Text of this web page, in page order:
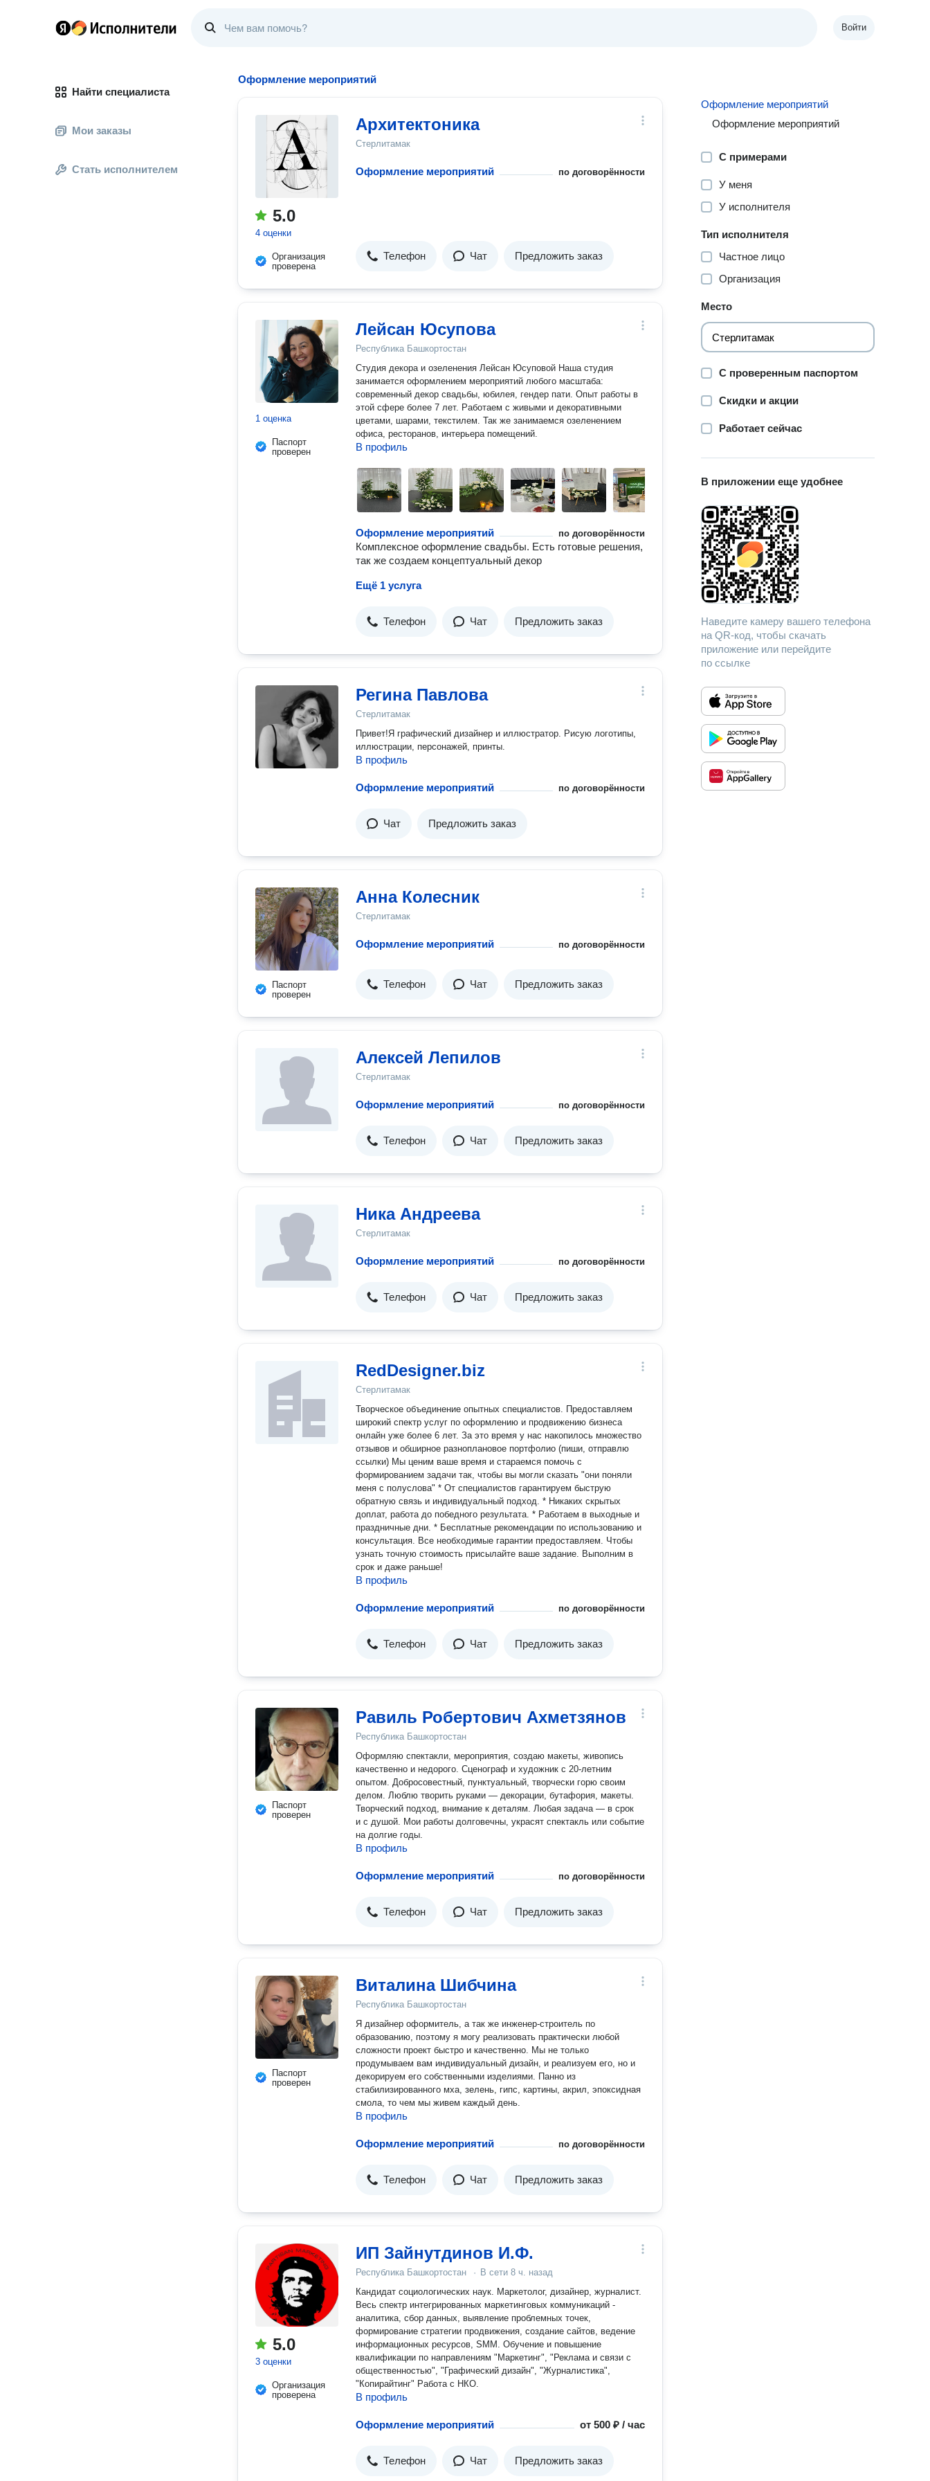
Войти
Найти специалиста
Мои заказы
Стать исполнителем
Оформление мероприятий
5.0
4 оценки
Организация
проверена
Архитектоника
Стерлитамак
Оформление мероприятий по договорённости
Телефон Чат Предложить заказ
1 оценка
Паспорт
проверен
Лейсан Юсупова
Республика Башкортостан
Студия декора и озеленения Лейсан Юсуповой Наша студия
занимается оформлением мероприятий любого масштаба:
современный декор свадьбы, юбилея, гендер пати. Опыт работы в
этой сфере более 7 лет. Работаем с живыми и декоративными
цветами, шарами, текстилем. Так же занимаемся озеленением
офиса, ресторанов, интерьера помещений.
В профиль
Оформление мероприятий по договорённости
Комплексное оформление свадьбы. Есть готовые решения,
так же создаем концептуальный декор
Ещё 1 услуга
Телефон Чат Предложить заказ
Регина Павлова
Стерлитамак
Привет!Я графический дизайнер и иллюстратор. Рисую логотипы,
иллюстрации, персонажей, принты.
В профиль
Оформление мероприятий по договорённости
Чат Предложить заказ
Паспорт
проверен
Анна Колесник
Стерлитамак
Оформление мероприятий по договорённости
Телефон Чат Предложить заказ
Алексей Лепилов
Стерлитамак
Оформление мероприятий по договорённости
Телефон Чат Предложить заказ
Ника Андреева
Стерлитамак
Оформление мероприятий по договорённости
Телефон Чат Предложить заказ
RedDesigner.biz
Стерлитамак
Творческое объединение опытных специалистов. Предоставляем
широкий спектр услуг по оформлению и продвижению бизнеса
онлайн уже более 6 лет. За это время у нас накопилось множество
отзывов и обширное разноплановое портфолио (пиши, отправлю
ссылки) Мы ценим ваше время и стараемся помочь с
формированием задачи так, чтобы вы могли сказать "они поняли
меня с полуслова" * От специалистов гарантируем быструю
обратную связь и индивидуальный подход. * Никаких скрытых
доплат, работа до победного результата. * Работаем в выходные и
праздничные дни. * Бесплатные рекомендации по использованию и
консультация. Все необходимые гарантии предоставляем. Чтобы
узнать точную стоимость присылайте ваше задание. Выполним в
срок и даже раньше!
В профиль
Оформление мероприятий по договорённости
Телефон Чат Предложить заказ
Паспорт
проверен
Равиль Робертович Ахметзянов
Республика Башкортостан
Оформляю спектакли, мероприятия, создаю макеты, живопись
качественно и недорого. Сценограф и художник с 20-летним
опытом. Добросовестный, пунктуальный, творчески горю своим
делом. Люблю творить руками — декорации, бутафория, макеты.
Творческий подход, внимание к деталям. Любая задача — в срок
и с душой. Мои работы долговечны, украсят спектакль или событие
на долгие годы.
В профиль
Оформление мероприятий по договорённости
Телефон Чат Предложить заказ
Паспорт
проверен
Виталина Шибчина
Республика Башкортостан
Я дизайнер оформитель, а так же инженер-строитель по
образованию, поэтому я могу реализовать практически любой
сложности проект быстро и качественно. Мы не только
продумываем вам индивидуальный дизайн, и реализуем его, но и
декорируем его собственными изделиями. Панно из
стабилизированного мха, зелень, гипс, картины, акрил, эпоксидная
смола, то чем мы живем каждый день.
В профиль
Оформление мероприятий по договорённости
Телефон Чат Предложить заказ
5.0
3 оценки
Организация
проверена
ИП Зайнутдинов И.Ф.
Республика Башкортостан · В сети 8 ч. назад
Кандидат социологических наук. Маркетолог, дизайнер, журналист.
Весь спектр интегрированных маркетинговых коммуникаций -
аналитика, сбор данных, выявление проблемных точек,
формирование стратегии продвижения, создание сайтов, ведение
информационных ресурсов, SMM. Обучение и повышение
квалификации по направлениям "Маркетинг", "Реклама и связи с
общественностью", "Графический дизайн", "Журналистика",
"Копирайтинг" Работа с НКО.
В профиль
Оформление мероприятий от500 ₽ / час
Телефон Чат Предложить заказ
Оформление мероприятий
Оформление мероприятий
С примерами
У меня
У исполнителя
Тип исполнителя
Частное лицо
Организация
Место
С проверенным паспортом
Скидки и акции
Работает сейчас
В приложении еще удобнее
Наведите камеру вашего телефона
на QR-код, чтобы скачать
приложение или перейдите
по ссылке